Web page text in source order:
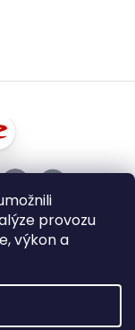
provozu
výkon a
vyhrazena.